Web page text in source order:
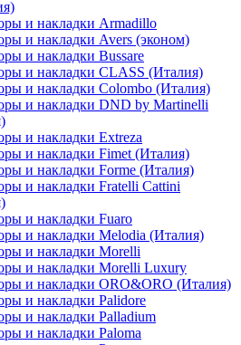
и накладки Armadillo
и накладки Avers (эконом)
и накладки Bussare
и накладки CLASS (Италия)
и накладки Colombo (Италия)
и накладки DND by Martinelli
и накладки Extreza
и накладки Fimet (Италия)
и накладки Forme (Италия)
и накладки Fratelli Cattini
и накладки Fuaro
и накладки Melodia (Италия)
и накладки Morelli
и накладки Morelli Luxury
и накладки ORO&ORO (Италия)
и накладки Palidore
и накладки Palladium
и накладки Paloma